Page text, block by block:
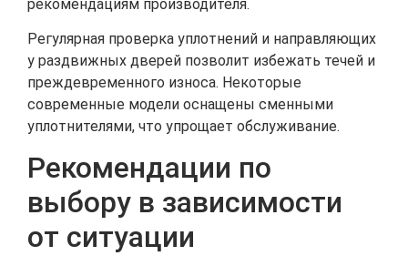
рекомендациям производителя.
Регулярная проверка уплотнений и направляющих
у раздвижных дверей позволит избежать течей и
преждевременного износа. Некоторые
современные модели оснащены сменными
уплотнителями, что упрощает обслуживание.
Рекомендации по
выбору в зависимости
от ситуации